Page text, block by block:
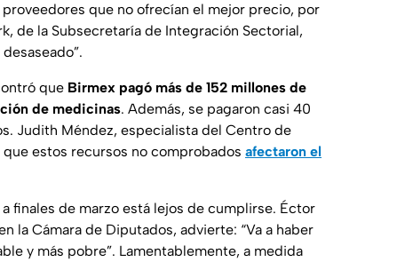
que no ofrecían el mejor precio, por
de la Subsecretaría de Integración Sectorial,
que Birmex pagó más de 152 millones de
de medicinas. Además, se pagaron casi 40
Judith Méndez, especialista del Centro de
estos recursos no comprobados afectaron el
finales de marzo está lejos de cumplirse. Éctor
la Cámara de Diputados, advierte: “Va a haber
y más pobre”. Lamentablemente, a medida